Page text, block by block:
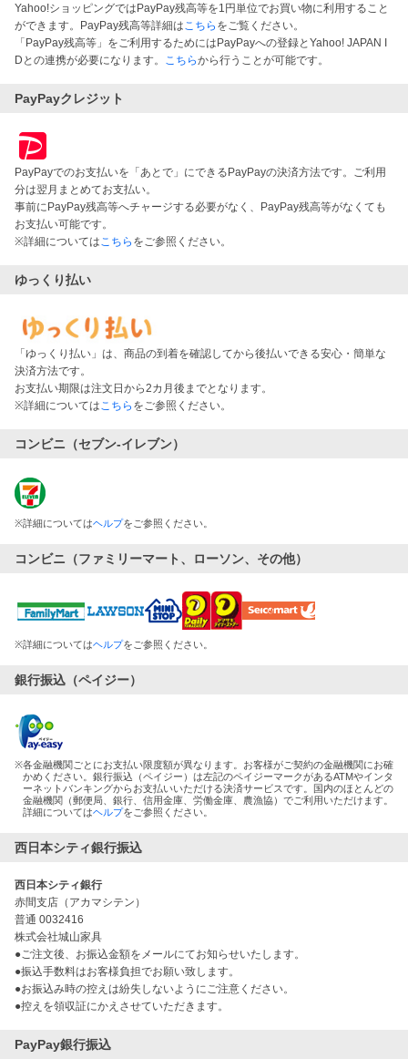
Yahoo!ショッピングではPayPay残高等を1円単位でお買い物に利用すること
ができます。PayPay残高等詳細はこちら をご覧ください。
「PayPay残高等」をご利用するためにはPayPayへの登録とYahoo! JAPAN I
Dとの連携が必要になります。 こちらから行うことが可能です。
PayPayクレジット
PayPayでのお支払いを「あとで」にできるPayPayの決済方法です。ご利用
分は翌月まとめてお支払い。
事前にPayPay残高等へチャージする必要がなく、PayPay残高等がなくても
お支払い可能です。
※詳細についてはこちら をご参照ください。
ゆっくり払い
「ゆっくり払い」は、商品の到着を確認してから後払いできる安心・簡単な
決済方法です。
お支払い期限は注文日から2カ月後までとなります。
※詳細についてはこちら をご参照ください。
コンビニ（セブン-イレブン）
※詳細についてはヘルプをご参照ください。
コンビニ（ファミリーマート、ローソン、その他）
※詳細についてはヘルプをご参照ください。
銀行振込（ペイジー）
※各金融機関ごとにお支払い限度額が異なります。お客様がご契約の金融機関にお確
かめください。銀行振込（ペイジー）は左記のペイジーマークがあるATMやインタ
ーネットバンキングからお支払いいただける決済サービスです。国内のほとんどの
金融機関（郵便局、銀行、信用金庫、労働金庫、農漁協）でご利用いただけます。
詳細についてはヘルプをご参照ください。
西日本シティ銀行振込
西日本シティ銀行
赤間支店（アカマシテン）
普通 0032416
株式会社城山家具
●ご注文後、お振込金額をメールにてお知らせいたします。
●振込手数料はお客様負担でお願い致します。
●お振込み時の控えは紛失しないようにご注意ください。
●控えを領収証にかえさせていただきます。
PayPay銀行振込